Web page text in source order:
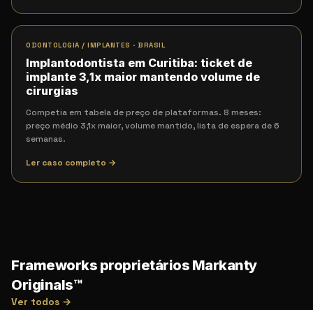
ODONTOLOGIA / IMPLANTES · BRASIL
Implantodontista em Curitiba: ticket de
implante 3,1x maior mantendo volume de
cirurgias
Competia em tabela de preço de plataformas. 8 meses:
preço médio 3,1x maior, volume mantido, lista de espera de 6
semanas.
Ler caso completo →
Frameworks proprietários Markanty
Originals™
Ver todos →